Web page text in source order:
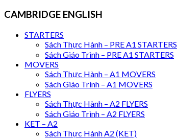
CAMBRIDGE ENGLISH
STARTERS
Sách Thực Hành – PRE A1 STARTERS
Sách Giáo Trình – PRE A1 STARTERS
MOVERS
Sách Thực Hành – A1 MOVERS
Sách Giáo Trình – A1 MOVERS
FLYERS
Sách Thực Hành – A2 FLYERS
Sách Giáo Trình – A2 FLYERS
KET – A2
Sách Thực Hành A2 (KET)